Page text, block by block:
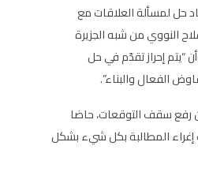
حل لمسألة العلاقات مع
النووي من شبه الجزيرة
“يتم إحراز تقدّم في حل
الفعال والبناء”.
سقف التوقعات، حاضا
إغراء المطالبة بكل شيء بشكل